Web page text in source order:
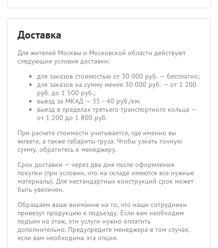
Доставка
Для жителей Москвы и Московской области действуют
следующие условия доставки:
для заказов стоимостью от 30 000 руб. — бесплатно;
для заказов на сумму менее 30 000 руб. — от 1 200
руб. до 1 500 руб.;
выезд за МКАД — 35 - 40 руб./км.
выезд в пределах третьего транспортного кольца —
от 1 200 до 1 800 руб.
При расчете стоимости учитывается, где именно вы
живете, а также габариты груза. Чтобы узнать точную
сумму, обратитесь к менеджеру.
Срок доставки — через два дня после оформления
покупки (при условии, что на складе имеются все нужные
материалы). Для нестандартных конструкций срок может
быть увеличен.
Обращаем ваше внимание на то, что наши сотрудники
привезут продукцию к подъезду. Если вам необходим
подъем на этаж, эти услуги нужно оплатить
дополнительно. Предупредите менеджера в том случае,
если вам необходима эта опция.